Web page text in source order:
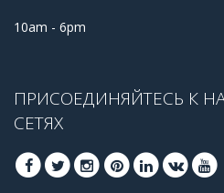
10am - 6pm
ПРИСОЕДИНЯЙТЕСЬ К
СЕТЯХ